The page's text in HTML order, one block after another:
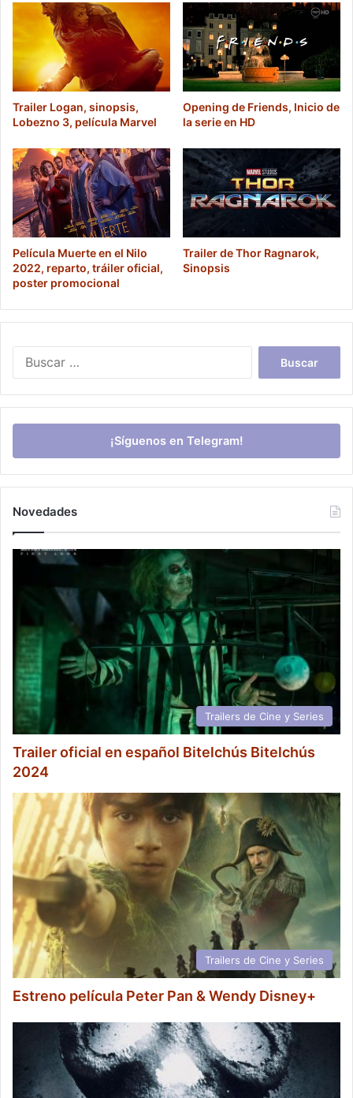
Trailer Logan, sinopsis,
Lobezno 3, película Marvel
Opening de Friends, Inicio de
la serie en HD
Película Muerte en el Nilo
2022, reparto, tráiler oficial,
poster promocional
Trailer de Thor Ragnarok,
Sinopsis
¡Síguenos en Telegram!
Novedades
Trailers de Cine y Series
Trailer oficial en español Bitelchús Bitelchús
2024
Trailers de Cine y Series
Estreno película Peter Pan & Wendy Disney+